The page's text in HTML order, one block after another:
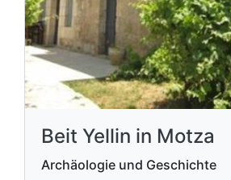
Beit Yellin in Motza
Archäologie und Geschichte